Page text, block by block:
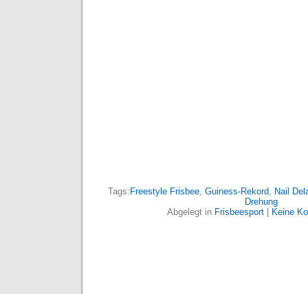
Tags: Freestyle Frisbee, Guiness-Rekord, Nail
Drehung
Abgelegt in Frisbeesport Keine